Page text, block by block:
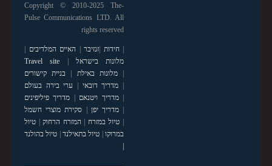
Copyright © 2010-2025 The-
Pulse Communications LTD. All
rights reserved
|חידות זנזיבר האיים המלדיבים
מלונות בישראל
Travel site
|מלונות באילת
בניית קישורים
מדריך דובאי
ערי בירה בעולם
|מדריך ויטנאם
מדריך פיליפינים
|מדריך יפן
סקירת מוצרי חשמל
טיול במזרח המזרח הרחוק| טיול
במרוקו| טיול בתאילנד| טיול בהולנד